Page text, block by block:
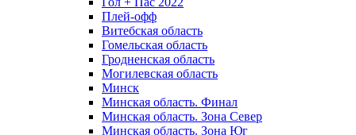
Плей-офф
Витебская область
Гомельская область
Гродненская область
Могилевская область
Минск
Mинская область. Финал
Минская область. Зона Север
Минская область. Зона Юг